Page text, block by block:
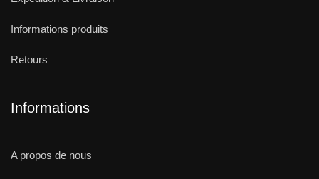
Informations produits
Retours
Informations
A propos de nous